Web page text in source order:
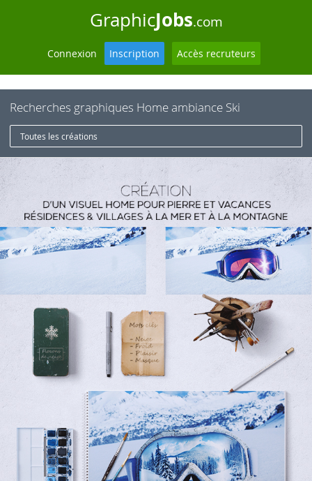
GraphicJobs.com
Connexion Inscription Accès recruteurs
Recherches graphiques Home ambiance Ski
Toutes les créations